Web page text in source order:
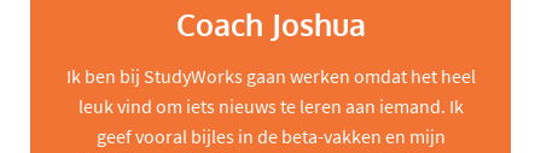
Coach Joshua
Ik ben bij StudyWorks gaan werken omdat het heel
leuk vind om iets nieuws te leren aan iemand. Ik
geef vooral bijles in de beta-vakken en mijn